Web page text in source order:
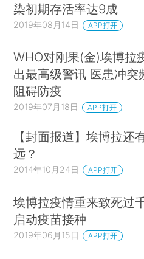
染初期存活率达9成
2019年08月14日 APP打开
WHO对刚果(金)埃博拉
出最高级警讯 医患冲突
阻碍防疫
2019年07月18日 APP打开
【封面报道】埃博拉还
远？
2014年10月24日 APP打开
埃博拉疫情重来致死过
启动疫苗接种
2019年06月15日 APP打开